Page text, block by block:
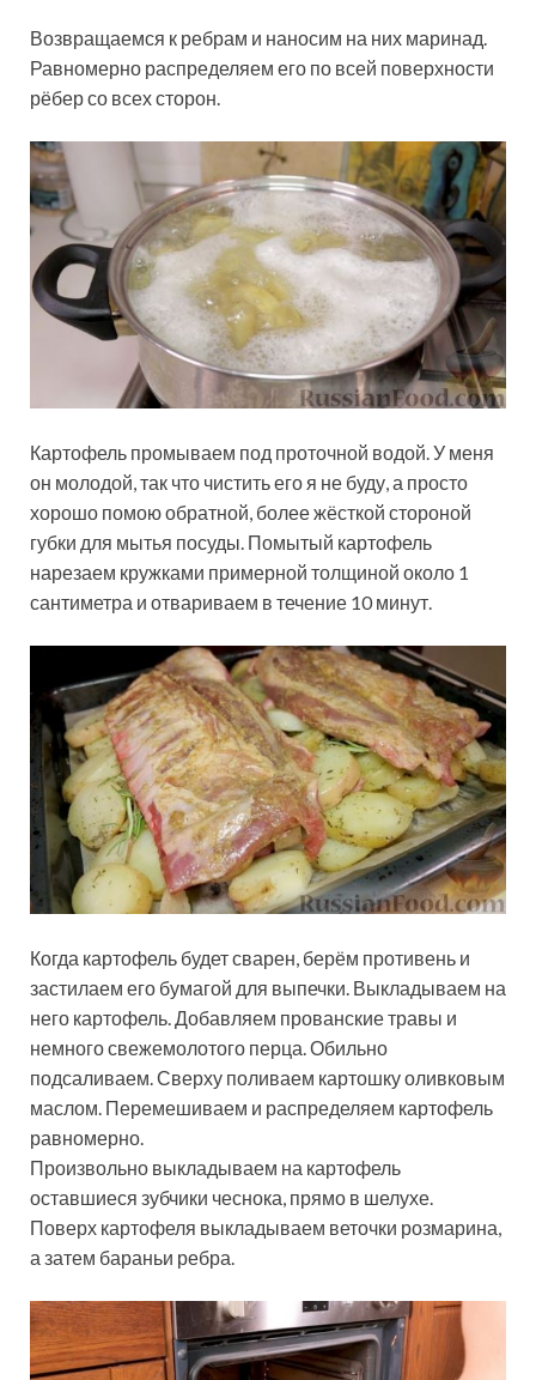
Возвращаемся к ребрам и наносим на них маринад.
Равномерно распределяем его по всей поверхности
рёбер со всех сторон.
Картофель промываем под проточной водой. У меня
он молодой, так что чистить его я не буду, а просто
хорошо помою обратной, более жёсткой стороной
губки для мытья посуды. Помытый картофель
нарезаем кружками примерной толщиной около 1
сантиметра и отвариваем в течение 10 минут.
Когда картофель будет сварен, берём противень и
застилаем его бумагой для выпечки. Выкладываем на
него картофель. Добавляем прованские травы и
немного свежемолотого перца. Обильно
подсаливаем. Сверху поливаем картошку оливковым
маслом. Перемешиваем и распределяем картофель
равномерно.
Произвольно выкладываем на картофель
оставшиеся зубчики чеснока, прямо в шелухе.
Поверх картофеля выкладываем веточки розмарина,
а затем бараньи ребра.